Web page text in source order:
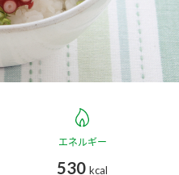
鍋用調味料
中華エネルギー
530 kcal